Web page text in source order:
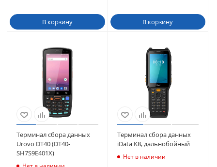
В корзину В корзину
Терминал сбора данных
Urovo DT40 (DT40-
SH7S9E401X)
Терминал сбора данных
iData K8, дальнобойный
Нет в наличии